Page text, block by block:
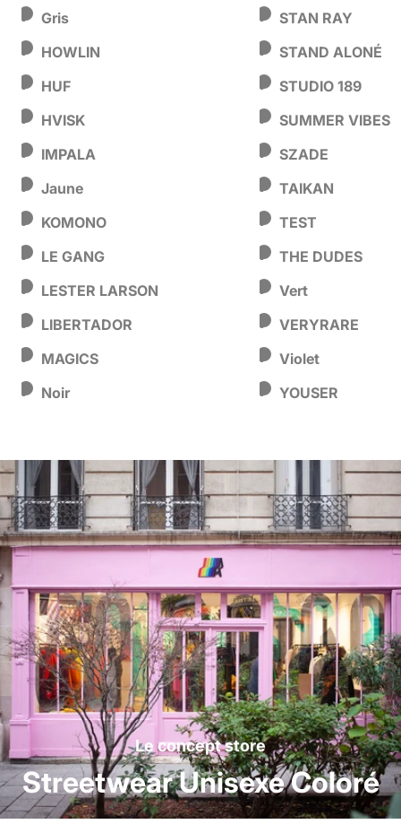
Gris
HOWLIN
HUF
HVISK
IMPALA
Jaune
KOMONO
LE GANG
LESTER LARSON
LIBERTADOR
MAGICS
Noir
STAN RAY
STAND ALONÉ
STUDIO 189
SUMMER VIBES
SZADE
TAIKAN
TEST
THE DUDES
Vert
VERYRARE
Violet
YOUSER
Le concept store
Streetwear Unisexe Coloré